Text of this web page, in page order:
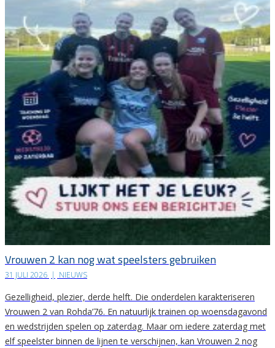
Vrouwen 2 kan nog wat speelsters gebruiken
31 JULI 2026 | NIEUWS
Gezelligheid, plezier, derde helft. Die onderdelen karakteriseren
Vrouwen 2 van Rohda’76. En natuurlijk trainen op woensdagavond
en wedstrijden spelen op zaterdag. Maar om iedere zaterdag met
elf speelster binnen de lijnen te verschijnen, kan Vrouwen 2 nog